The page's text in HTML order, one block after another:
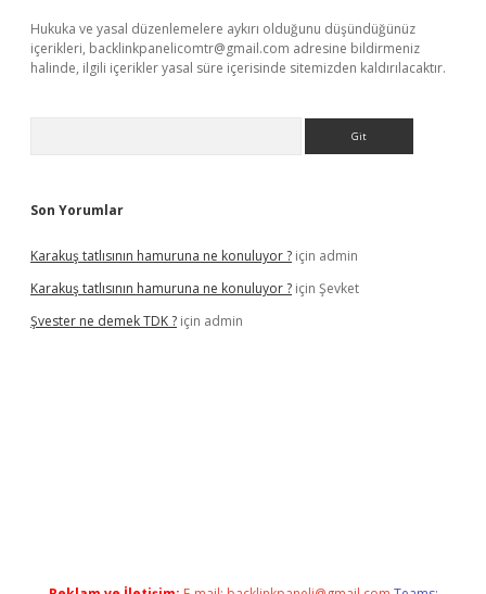
Hukuka ve yasal düzenlemelere aykırı olduğunu düşündüğünüz
içerikleri, backlinkpanelicomtr@gmail.com adresine bildirmeniz
halinde, ilgili içerikler yasal süre içerisinde sitemizden kaldırılacaktır.
Son Yorumlar
Karakuş tatlısının hamuruna ne konuluyor ? için admin
Karakuş tatlısının hamuruna ne konuluyor ? için Şevket
Şvester ne demek TDK ? için admin